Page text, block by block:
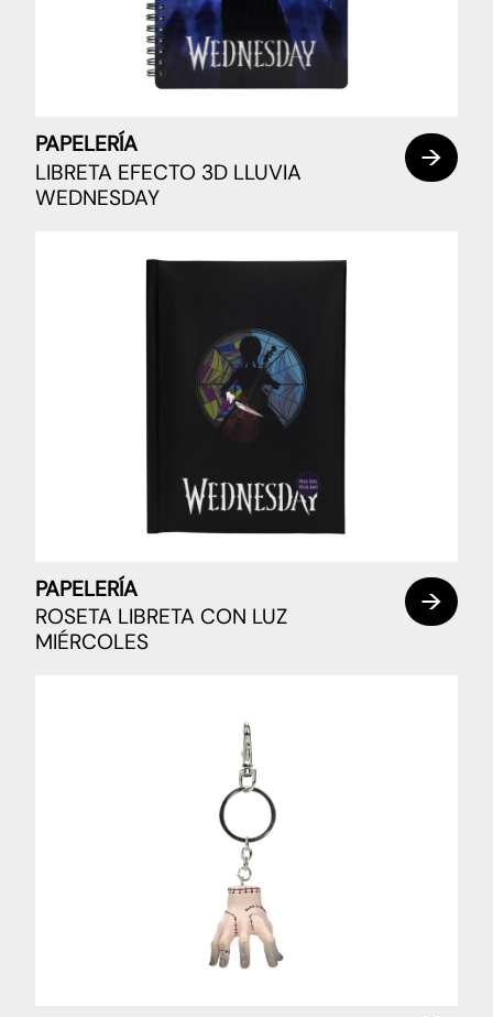
PAPELERÍA
LIBRETA EFECTO 3D LLUVIA
WEDNESDAY
PAPELERÍA
ROSETA LIBRETA CON LUZ
MIÉRCOLES